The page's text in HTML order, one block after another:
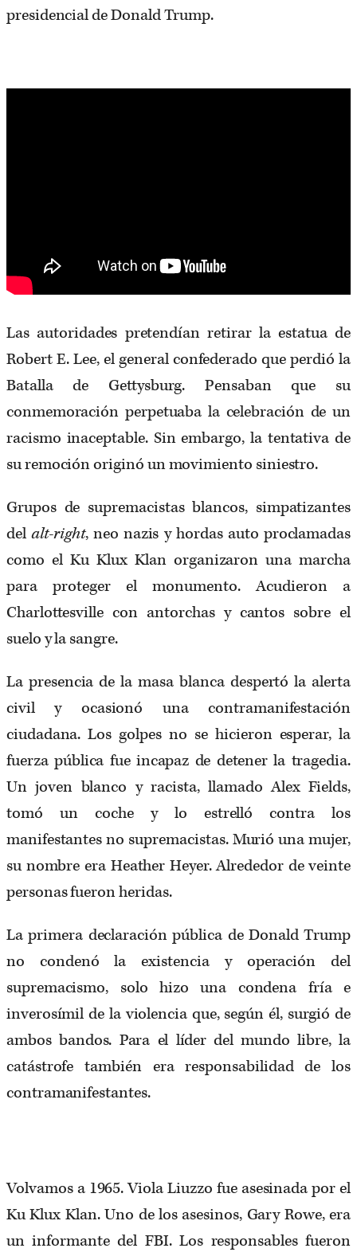
presidencial de Donald Trump.
Las autoridades pretendían retirar la estatua de
Robert E. Lee, el general confederado que perdió la
Batalla de Gettysburg. Pensaban que su
conmemoración perpetuaba la celebración de un
racismo inaceptable. Sin embargo, la tentativa de
su remoción originó un movimiento siniestro.
Grupos de supremacistas blancos, simpatizantes
delalt-right, neo nazis y hordas auto proclamadas
como el Ku Klux Klan organizaron una marcha
para proteger el monumento. Acudieron a
Charlottesville con antorchas y cantos sobre el
suelo y la sangre.
La presencia de la masa blanca despertó la alerta
civil y ocasionó una contramanifestación
ciudadana. Los golpes no se hicieron esperar, la
fuerza pública fue incapaz de detener la tragedia.
Un joven blanco y racista, llamado Alex Fields,
tomó un coche y lo estrelló contra los
manifestantes no supremacistas. Murió una mujer,
su nombre era Heather Heyer. Alrededor de veinte
personas fueron heridas.
La primera declaración pública de Donald Trump
no condenó la existencia y operación del
supremacismo, solo hizo una condena fría e
inverosímil de la violencia que, según él, surgió de
ambos bandos. Para el líder del mundo libre, la
catástrofe también era responsabilidad de los
contramanifestantes.
Volvamos a 1965. Viola Liuzzo fue asesinada por el
Ku Klux Klan. Uno de los asesinos, Gary Rowe, era
un informante del FBI. Los responsables fueron